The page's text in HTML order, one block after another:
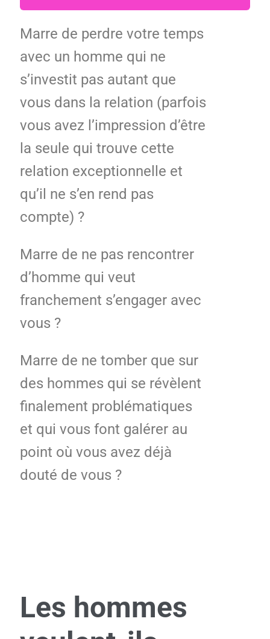
Marre de perdre votre temps
avec un homme qui ne
s’investit pas autant que
vous dans la relation (parfois
vous avez l’impression d’être
la seule qui trouve cette
relation exceptionnelle et
qu’il ne s’en rend pas
compte) ?
Marre de ne pas rencontrer
d’homme qui veut
franchement s’engager avec
vous ?
Marre de ne tomber que sur
des hommes qui se révèlent
finalement problématiques
et qui vous font galérer au
point où vous avez déjà
douté de vous ?
Les hommes